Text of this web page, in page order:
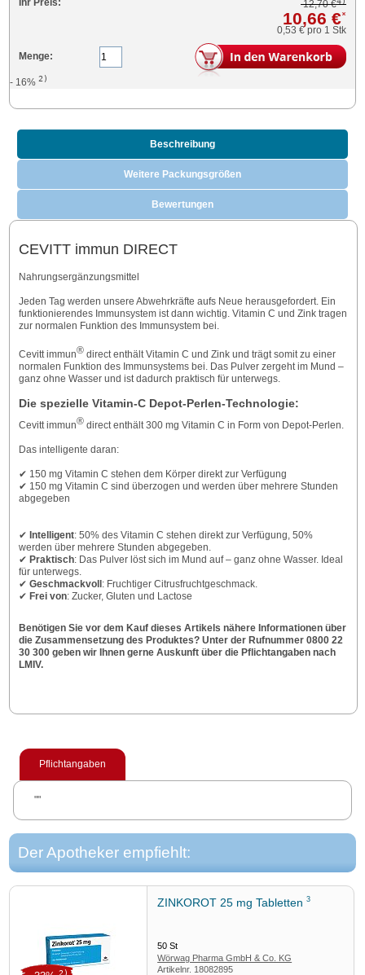
Ihr Preis: 12,70 €
10,66 €*
0,53 €pro 1 Stk
Menge:
- 16%2)
Beschreibung
Weitere Packungsgrößen
Bewertungen
CEVITT immun DIRECT
Nahrungsergänzungsmittel
Jeden Tag werden unsere Abwehrkräfte aufs Neue herausgefordert. Ein
funktionierendes Immunsystem ist dann wichtig. Vitamin C und Zink tragen
zur normalen Funktion des Immunsystem bei.
Cevitt immun®direct enthält Vitamin C und Zink und trägt somit zu einer
normalen Funktion des Immunsystems bei. Das Pulver zergeht im Mund –
ganz ohne Wasser und ist dadurch praktisch für unterwegs.
Die spezielle Vitamin-C Depot-Perlen-Technologie:
Cevitt immun®direct enthält 300 mg Vitamin C in Form von Depot-Perlen.
Das intelligente daran:
✔ 150 mg Vitamin C stehen dem Körper direkt zur Verfügung
✔ 150 mg Vitamin C sind überzogen und werden über mehrere Stunden
abgegeben
✔ Intelligent: 50% des Vitamin C stehen direkt zur Verfügung, 50%
werden über mehrere Stunden abgegeben.
✔ Praktisch: Das Pulver löst sich im Mund auf – ganz ohne Wasser. Ideal
für unterwegs.
✔ Geschmackvoll : Fruchtiger Citrusfruchtgeschmack.
✔ Frei von: Zucker, Gluten und Lactose
Benötigen Sie vor dem Kauf dieses Artikels nähere Informationen über
die Zusammensetzung des Produktes? Unter der Rufnummer 0800 22
30 300 geben wir Ihnen gerne Auskunft über die Pflichtangaben nach
LMIV.
Pflichtangaben
""
Der Apotheker empfiehlt:
ZINKOROT 25 mg Tabletten3
50St
Wörwag Pharma GmbH & Co. KG
Artikelnr. 18082895
2)